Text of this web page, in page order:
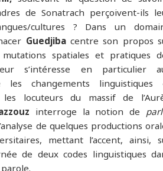
de Sonatrach perçoivent-ils
cultures ? Dans un
Guedjibacentre son propos
spatiales et pratiques
s’intéresse en particulier
les changements linguistiques
les locuteurs du massif de
interroge la notion de
de quelques productions
mettant l’accent, ainsi,
de deux codes linguistiques